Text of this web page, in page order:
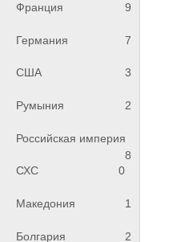
Франция 9
Германия 7
США 3
Румыния 2
Российская империя
8
СХС
0
Македония 1
Болгария 2